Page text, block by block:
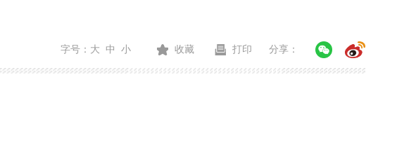
字号： 大 中 小 收藏 打印 分享：